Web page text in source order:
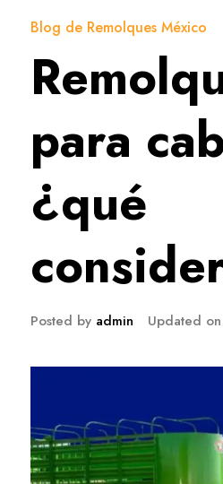
Blog de Remolques México
para
¿qué
Posted by admin Updated on